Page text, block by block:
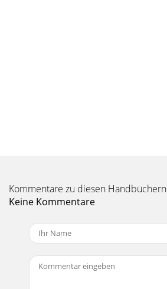
Kommentare zu diesen Handbüchern
Keine Kommentare